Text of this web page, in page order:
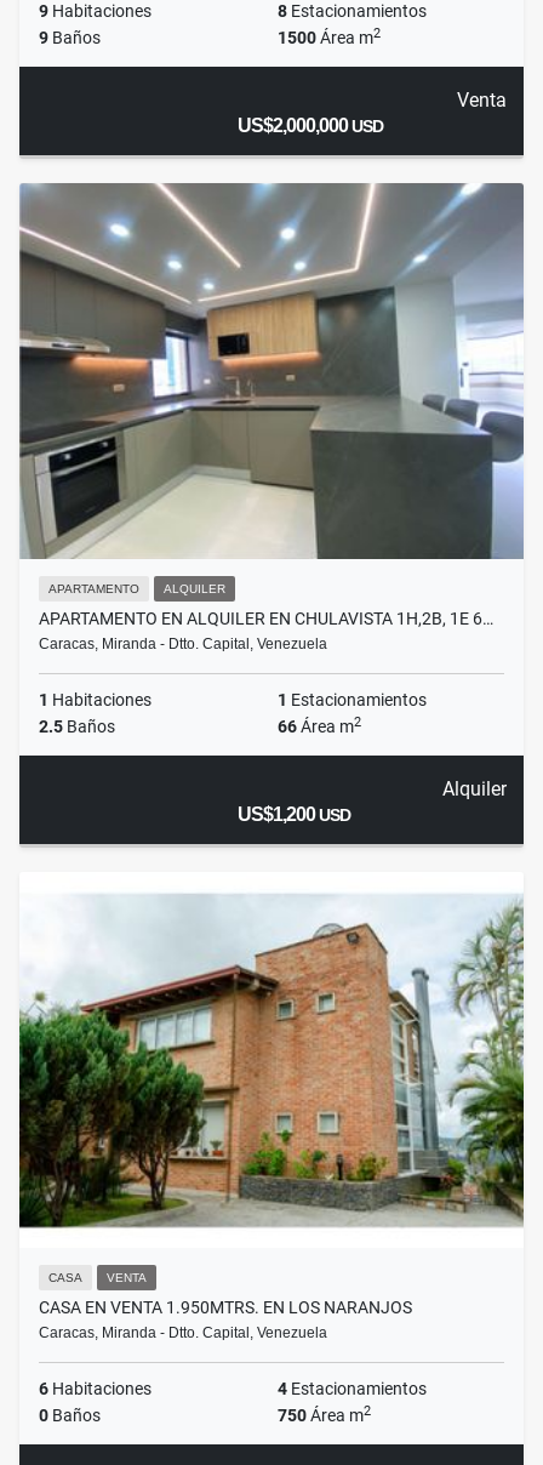
9 Habitaciones 8 Estacionamientos
9 Baños 1500Área m2
Venta
US$2,000,000USD
APARTAMENTO ALQUILER
APARTAMENTO EN ALQUILER EN CHULAVISTA 1H,2B, 1E 6…
Caracas, Miranda - Dtto. Capital, Venezuela
1 Habitaciones 1 Estacionamientos
2.5 Baños 66Área m2
Alquiler
US$1,200USD
CASA VENTA
CASA EN VENTA 1.950MTRS. EN LOS NARANJOS
Caracas, Miranda - Dtto. Capital, Venezuela
6 Habitaciones 4 Estacionamientos
0 Baños 750Área m2